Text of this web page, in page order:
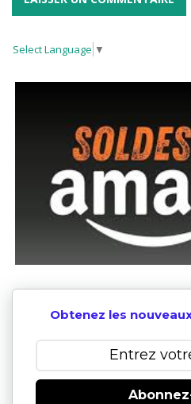
Select Language ▼
Obtenez les